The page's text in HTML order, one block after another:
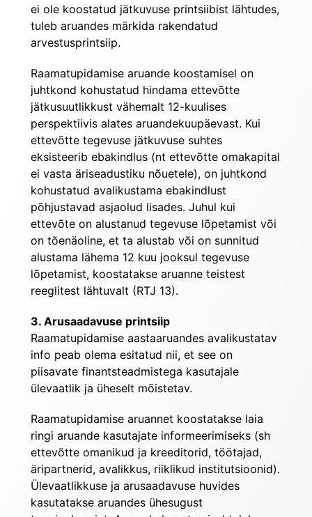
ei ole koostatud jätkuvuse printsiibist lähtudes,
tuleb aruandes märkida rakendatud
arvestusprintsiip.
Raamatupidamise aruande koostamisel on
juhtkond kohustatud hindama ettevõtte
jätkusuutlikkust vähemalt 12-kuulises
perspektiivis alates aruandekuupäevast. Kui
ettevõtte tegevuse jätkuvuse suhtes
eksisteerib ebakindlus (nt ettevõtte omakapital
ei vasta äriseadustiku nõuetele), on juhtkond
kohustatud avalikustama ebakindlust
põhjustavad asjaolud lisades. Juhul kui
ettevõte on alustanud tegevuse lõpetamist või
on tõenäoline, et ta alustab või on sunnitud
alustama lähema 12 kuu jooksul tegevuse
lõpetamist, koostatakse aruanne teistest
reeglitest lähtuvalt (RTJ 13).
3. Arusaadavuse printsiip
Raamatupidamise aastaaruandes avalikustatav
info peab olema esitatud nii, et see on
piisavate finantsteadmistega kasutajale
ülevaatlik ja üheselt mõistetav.
Raamatupidamise aruannet koostatakse laia
ringi aruande kasutajate informeerimiseks (sh
ettevõtte omanikud ja kreeditorid, töötajad,
äripartnerid, avalikkus, riiklikud institutsioonid).
Ülevaatlikkuse ja arusaadavuse huvides
kasutatakse aruandes ühesugust